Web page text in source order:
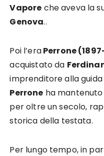
Vapore che aveva la
Genova..
Poi l’eraPerrone
acquistato da
imprenditore alla guida
Perrone ha
per oltre un secolo,
storica della testata.
Per lungo tempo, in